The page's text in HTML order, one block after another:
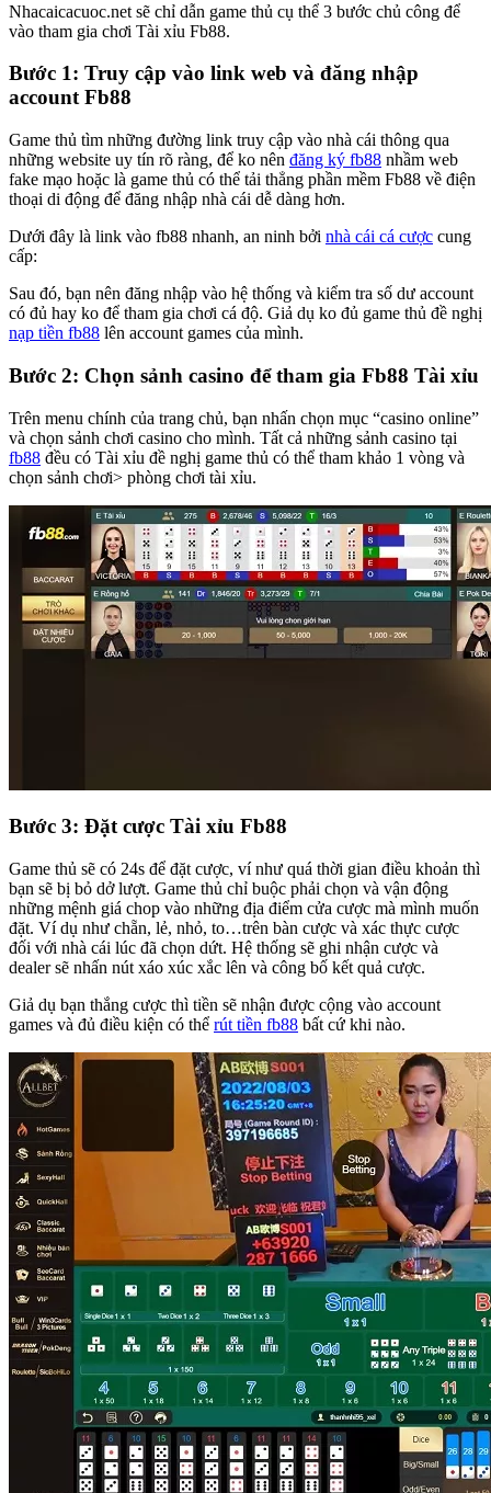
Nhacaicacuoc.net sẽ chỉ dẫn game thủ cụ thể 3 bước chủ công để
vào tham gia chơi Tài xỉu Fb88.
Bước 1: Truy cập vào link web và đăng nhập
account Fb88
Game thủ tìm những đường link truy cập vào nhà cái thông qua
những website uy tín rõ ràng, để ko nên đăng ký fb88 nhầm web
fake mạo hoặc là game thủ có thể tải thẳng phần mềm Fb88 về điện
thoại di động để đăng nhập nhà cái dễ dàng hơn.
Dưới đây là link vào fb88 nhanh, an ninh bởi nhà cái cá cược cung
cấp:
Sau đó, bạn nên đăng nhập vào hệ thống và kiểm tra số dư account
có đủ hay ko để tham gia chơi cá độ. Giả dụ ko đủ game thủ đề nghị
nạp tiền fb88 lên account games của mình.
Bước 2: Chọn sảnh casino để tham gia Fb88 Tài xỉu
Trên menu chính của trang chủ, bạn nhấn chọn mục “casino online”
và chọn sảnh chơi casino cho mình. Tất cả những sảnh casino tại
fb88 đều có Tài xỉu đề nghị game thủ có thể tham khảo 1 vòng và
chọn sảnh chơi> phòng chơi tài xỉu.
Bước 3: Đặt cược Tài xỉu Fb88
Game thủ sẽ có 24s để đặt cược, ví như quá thời gian điều khoản thì
bạn sẽ bị bỏ dở lượt. Game thủ chỉ buộc phải chọn và vận động
những mệnh giá chop vào những địa điểm cửa cược mà mình muốn
đặt. Ví dụ như chẵn, lẻ, nhỏ, to…trên bàn cược và xác thực cược
đối với nhà cái lúc đã chọn dứt. Hệ thống sẽ ghi nhận cược và
dealer sẽ nhấn nút xáo xúc xắc lên và công bố kết quả cược.
Giả dụ bạn thắng cược thì tiền sẽ nhận được cộng vào account
games và đủ điều kiện có thể rút tiền fb88 bất cứ khi nào.